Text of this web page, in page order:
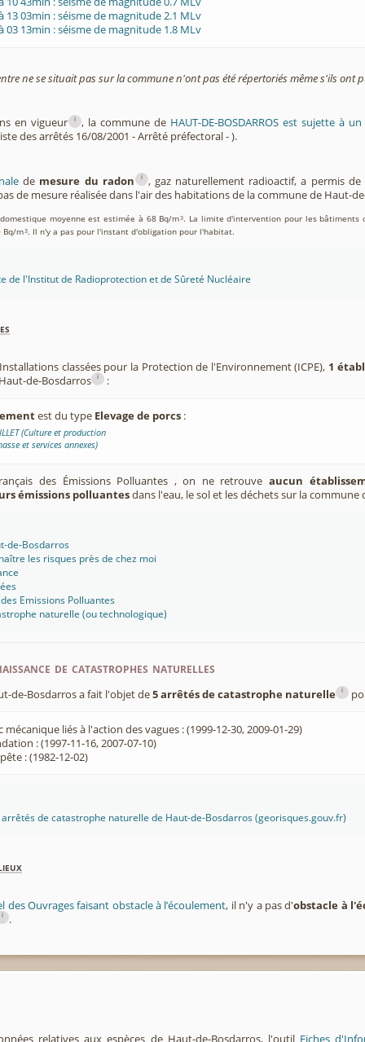
13 03min : séisme de magnitude 2.1 MLv
03 13min : séisme de magnitude 1.8 MLv
ne se situait pas sur la commune n'ont pas été répertoriés même s'ils ont
en vigueur i , la commune de HAUT-DE-BOSDARROS est sujette à
des arrêtés 16/08/2001 - Arrêté préfectoral - ).
de mesure du radon i
, gaz naturellement radioactif, a permis
de mesure réalisée dans l'air des habitations de la commune de Haut-
moyenne est estimée à 68 Bq/m3. La limite d'intervention pour les bâtiments
Bq/m3. Il n'y a pas pour l'instant d'obligation pour l'habitat.
de l'Institut de Radioprotection et de Sûreté Nucléaire
classées pour la Protection de l'Environnement (ICPE), 1
de-Bosdarros
i :
est du type Elevage de porcs :
(Culture et production
et services annexes)
des Émissions Polluantes , on ne retrouveaucun
émissions polluantesdans l'eau, le sol et les déchets sur la commune
de-Bosdarros
les risques près de chez moi
Emissions Polluantes
naturelle (ou technologique)
de catastrophes naturelles
de-Bosdarros a fait l'objet de5 arrêtés de catastrophe naturelle i
liés à l'action des vagues : (1999-12-30, 2009-01-29)
: (1997-11-16, 2007-07-10)
: (1982-12-02)
de catastrophe naturelle de Haut-de-Bosdarros (georisques.gouv.fr)
des Ouvrages faisant obstacle à l’écoulement, il n'y a pas d'obstacle à
i .
relatives aux espèces de Haut-de-Bosdarros, l'outil Fiches